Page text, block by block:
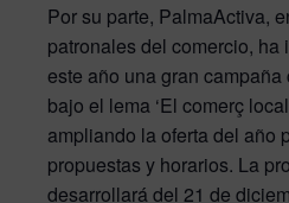
Por su parte, PalmaActiva,
patronales del comercio, ha
este año una gran
bajo el lema ‘El comerç
ampliando la oferta del año
propuestas y horarios. La
desarrollará del 21 de